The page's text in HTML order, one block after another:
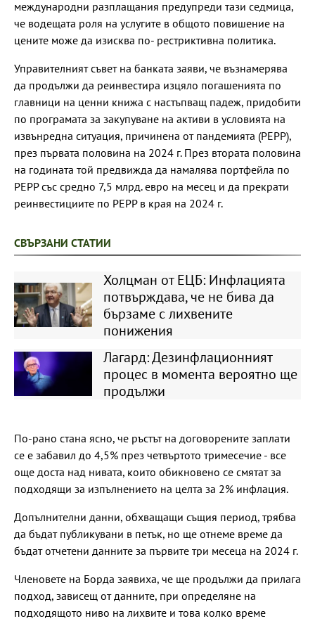
международни разплащания предупреди тази седмица,
че водещата роля на услугите в общото повишение на
цените може да изисква по- рестриктивна политика.
Управителният съвет на банката заяви, че възнамерява
да продължи да реинвестира изцяло погашенията по
главници на ценни книжа с настъпващ падеж, придобити
по програмата за закупуване на активи в условията на
извънредна ситуация, причинена от пандемията (PEPP),
през първата половина на 2024 г. През втората половина
на годината той предвижда да намалява портфейла по
PEPP със средно 7,5 млрд. евро на месец и да прекрати
реинвестициите по PEPP в края на 2024 г.
СВЪРЗАНИ СТАТИИ
Холцман от ЕЦБ: Инфлацията
потвърждава, че не бива да
бързаме с лихвените
понижения
Лагард: Дезинфлационният
процес в момента вероятно ще
продължи
По-рано стана ясно, че ръстът на договорените заплати
се е забавил до 4,5% през четвъртото тримесечие - все
още доста над нивата, които обикновено се смятат за
подходящи за изпълнението на целта за 2% инфлация.
Допълнителни данни, обхващащи същия период, трябва
да бъдат публикувани в петък, но ще отнеме време да
бъдат отчетени данните за първите три месеца на 2024 г.
Членовете на Борда заявиха, че ще продължи да прилага
подход, зависещ от данните, при определяне на
подходящото ниво на лихвите и това колко време